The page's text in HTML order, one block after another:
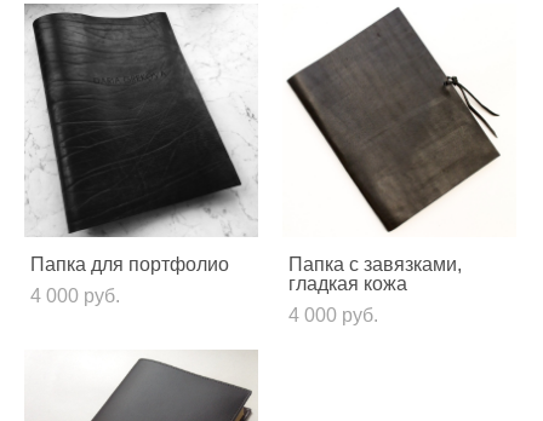
Папка для портфолио
4 000 pуб.
Папка с завязками,
гладкая кожа
4 000 pуб.